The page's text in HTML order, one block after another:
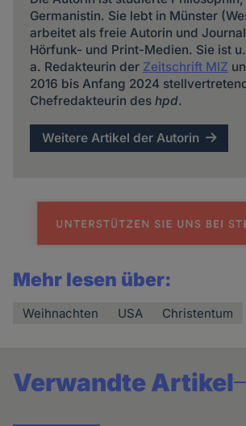
Germanistin. Sie lebt in Münster
arbeitet als freie Autorin und
Hörfunk- und Print-Medien. Sie ist u.
a. Redakteurin der Zeitschrift MIZ
2016 bis Anfang 2024
Chefredakteurin des hpd.
Weitere Artikel der Autorin
Mehr lesen über:
Weihnachten USA Christentum
Verwandte Artikel